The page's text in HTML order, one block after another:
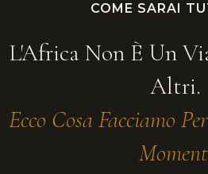
COME SARAI
L'Africa Non È Un
Altri.
Ecco Cosa Facciamo